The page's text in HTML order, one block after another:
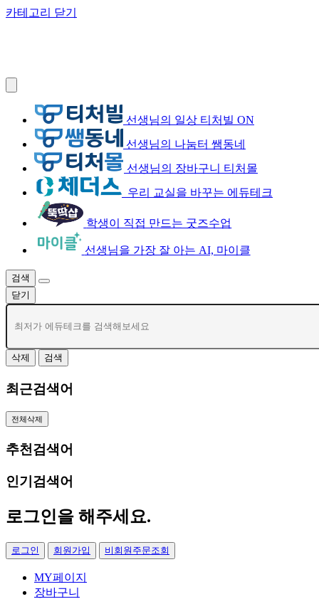
카테고리 닫기
선생님의 일상 티처빌 ON
선생님의 나눔터 쌤동네
선생님의 장바구니 티처몰
우리 교실을 바꾸는 에듀테크
학생이 직접 만드는 굿즈수업
선생님을 가장 잘 아는 AI, 마이클
검색
닫기
삭제 검색
최근검색어
전체삭제
추천검색어
인기검색어
로그인을 해주세요.
로그인 회원가입 비회원주문조회
MY페이지
장바구니